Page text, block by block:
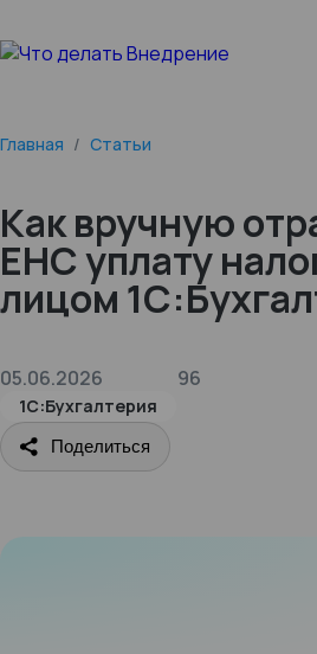
Главная / Статьи
Как вручную
ЕНС уплату
лицом
05.06.2026 96
1С:Бухгалтерия
Поделиться